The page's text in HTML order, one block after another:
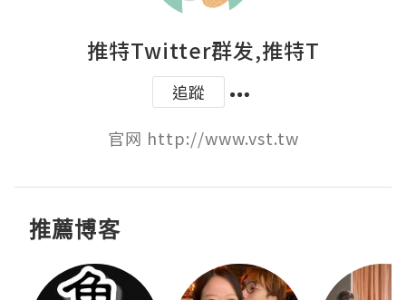
推特Twitter群发,推特T
追蹤
官网 http://www.vst.tw
推薦博客